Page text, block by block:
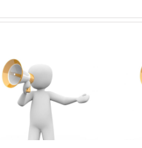
ANUNȚ Absolvenți
MASTER – examen
de DISERTAȚIE
sesiunea iulie 2026